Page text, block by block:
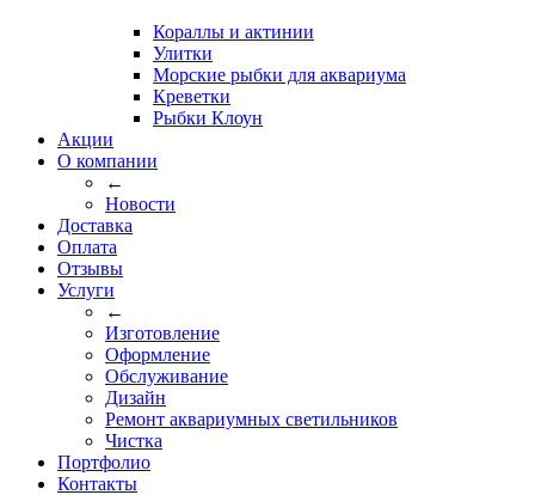
Кораллы и актинии
Улитки
Морские рыбки для аквариума
Креветки
Рыбки Клоун
Акции
О компании
←
Новости
Доставка
Оплата
Отзывы
Услуги
←
Изготовление
Оформление
Обслуживание
Дизайн
Ремонт аквариумных светильников
Чистка
Портфолио
Контакты